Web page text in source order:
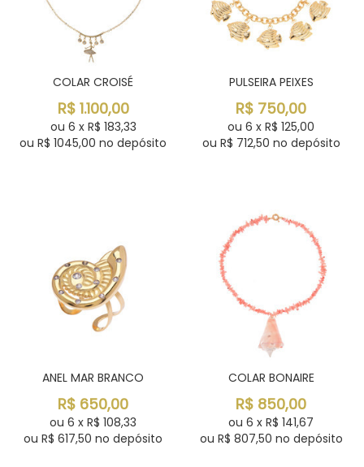
COLAR CROISÉ
R$ 1.100,00
ou 6 x R$ 183,33
ou R$ 1045,00 no depósito
PULSEIRA PEIXES
R$ 750,00
ou 6 x R$ 125,00
ou R$ 712,50 no depósito
ANEL MAR BRANCO
R$ 650,00
ou 6 x R$ 108,33
ou R$ 617,50 no depósito
COLAR BONAIRE
R$ 850,00
ou 6 x R$ 141,67
ou R$ 807,50 no depósito